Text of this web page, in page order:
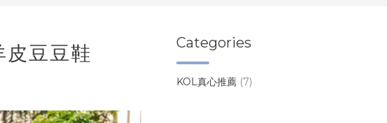
豆豆鞋 Categories
KOL真心推薦 (7)